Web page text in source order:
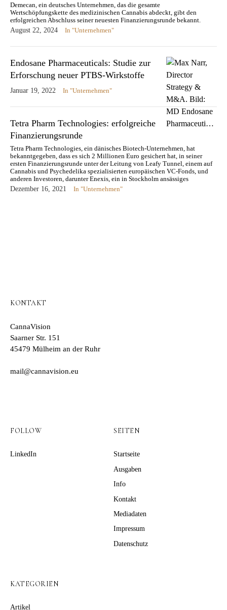
Demecan, ein deutsches Unternehmen, das die gesamte
Wertschöpfungskette des medizinischen Cannabis abdeckt, gibt den
erfolgreichen Abschluss seiner neuesten Finanzierungsrunde bekannt.
August 22, 2024
In "Unternehmen"
Endosane Pharmaceuticals: Studie zur
Erforschung neuer PTBS-Wirkstoffe
Januar 19, 2022 In "Unternehmen"
Tetra Pharm Technologies: erfolgreiche
Finanzierungsrunde
Tetra Pharm Technologies, ein dänisches Biotech-Unternehmen, hat
bekanntgegeben, dass es sich 2 Millionen Euro gesichert hat, in seiner
ersten Finanzierungsrunde unter der Leitung von Leafy Tunnel, einem auf
Cannabis und Psychedelika spezialisierten europäischen VC-Fonds, und
anderen Investoren, darunter Enexis, ein in Stockholm ansässiges
Cannabis-Investmentunternehmen. Das Unternehmen, mit
Produktionsstätten in Kopenhagen,…
Dezember 16, 2021 In "Unternehmen"
KONTAKT
CannaVision
Saarner Str. 151
45479 Mülheim an der Ruhr
mail@cannavision.eu
FOLLOW
LinkedIn
SEITEN
Startseite
Ausgaben
Info
Kontakt
Mediadaten
Impressum
Datenschutz
KATEGORIEN
Artikel